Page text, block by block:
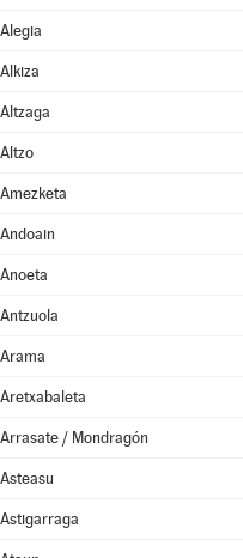
Alegia
Alkiza
Altzaga
Altzo
Amezketa
Andoain
Anoeta
Antzuola
Arama
Aretxabaleta
Arrasate / Mondragón
Asteasu
Astigarraga